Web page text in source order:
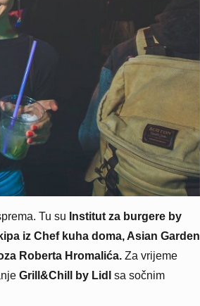
Tu su Institut za burgere by
iz Chef kuha doma, Asian Garden
Roberta Hromalića. Za vrijeme
Grill&Chill by Lidl
sa sočnim